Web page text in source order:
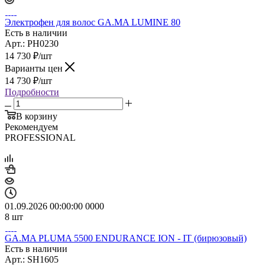
Электрофен для волос GA.MA LUMINE 80
Есть в наличии
Арт.: PH0230
14 730 ₽/шт
Варианты цен
14 730 ₽/шт
Подробности
В корзину
Рекомендуем
PROFESSIONAL
01.09.2026 00:00:00 0000
8 шт
GA.MA PLUMA 5500 ENDURANCE ION - IT (бирюзовый)
Есть в наличии
Арт.: SH1605